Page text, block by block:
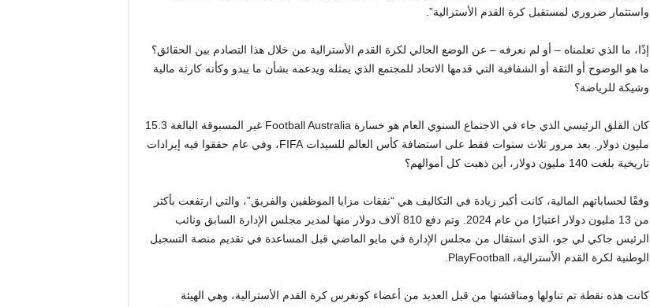
واستثمار ضروري لمستقبل كرة القدم الأسترالية”.
إذًا، ما الذي تعلمناه – أو لم نعرفه – عن الوضع الحالي لكرة القدم الأسترالية من خلال هذا التصادم بين الحقائق؟
ما هو الوضوح أو الثقة أو الشفافية التي قدمها الاتحاد للمجتمع الذي يمثله ويدعمه بشأن ما يبدو وكأنه كارثة مالية
وشيكة للرياضة؟
كان القلق الرئيسي الذي جاء في الاجتماع السنوي العام هو خسارة Football Australia غير المسبوقة البالغة 15.3
مليون دولار. بعد مرور ثلاث سنوات فقط على استضافة كأس العالم للسيدات FIFA، وفي عام حققوا فيه إيرادات
تاريخية بلغت 140 مليون دولار، أين ذهبت كل أموالهم؟
وفقًا لحساباتهم المالية، كانت أكبر زيادة في التكاليف هي “نفقات مزايا الموظفين والفريق”، والتي ارتفعت بأكثر
من 13 مليون دولار اعتبارًا من عام 2024. وتم دفع 810 آلاف دولار منها لمدير مجلس الإدارة السابق ونائب
الرئيس جاكي لي جو، الذي استقال من مجلس الإدارة في مايو الماضي قبل المساعدة في تقديم منصة التسجيل
الوطنية لكرة القدم الأسترالية، PlayFootball.
كانت هذه نقطة تم تناولها ومناقشتها من قبل العديد من أعضاء كونغرس كرة القدم الأسترالية، وهي الهيئة